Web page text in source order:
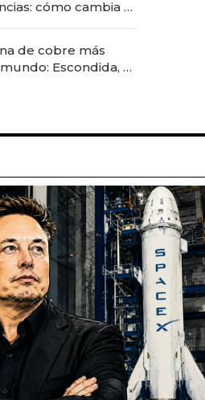
cómo cambia el
de cobre más
Escondida, el